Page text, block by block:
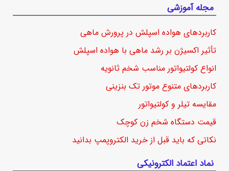
مجله آموزشی
کاربردهای هواده اسپلش در پرورش ماهی
تأثیر اکسیژن بر رشد ماهی با هواده اسپلش
انواع کولتیواتور مناسب شخم ثانویه
کاربردهای متنوع موتور تک بنزینی
مقایسه تیلر و کولتیواتور
قیمت دستگاه شخم زن کوچک
نکاتی که باید قبل از خرید الکتروپمپ بدانید
نماد اعتماد الکترونیکی